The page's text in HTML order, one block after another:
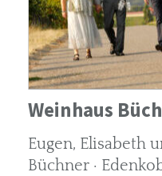
Weinhaus
Eugen, Elisabeth
Büchner ·